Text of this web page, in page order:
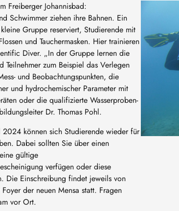
Freiberger Johannisbad:
Schwimmer ziehen ihre Bahnen. Ein
Gruppe reserviert, Studierende mit
und Tauchermasken. Hier trainieren
Diver. „In der Gruppe lernen die
Teilnehmer zum Beispiel das Verlegen
und Beobachtungspunkten, die
und hydrochemischer Parameter mit
oder die qualifizierte Wasserproben-
Dr. Thomas Pohl.
können sich Studierende wieder für
Dabei sollten Sie über einen
gültige
verfügen oder diese
Die Einschreibung findet jeweils von
der neuen Mensa statt. Fragen
vor Ort.